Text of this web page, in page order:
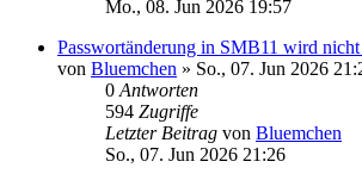
Mo., 08. Jun 2026 19:57
Passwortänderung in SMB11 wird
von Bluemchen » So., 07. Jun 2026
0 Antworten
594 Zugriffe
Letzter Beitrag von Bluemchen
So., 07. Jun 2026 21:26